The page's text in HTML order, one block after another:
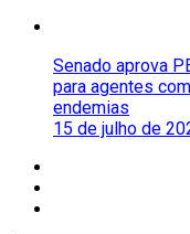
Senado aprova
para agentes
endemias
15 de julho de